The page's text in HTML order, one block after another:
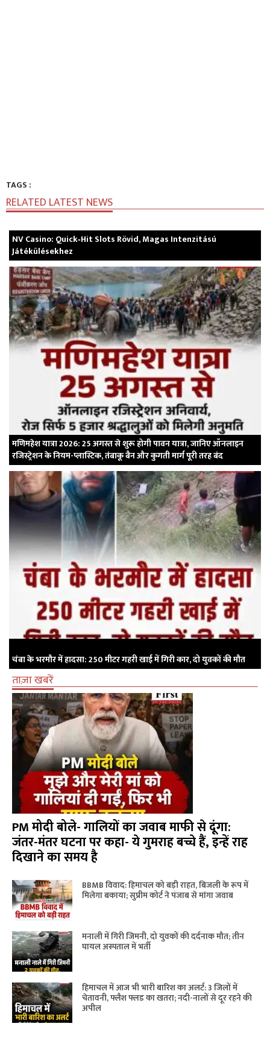
TAGS :
RELATED LATEST NEWS
NV Casino: Quick‑Hit Slots Rövid, Magas Intenzitású
Játékülésekhez
मणिमहेश यात्रा 2026: 25 अगस्त से शुरू होगी पावन यात्रा, जानिए ऑनलाइन
रजिस्ट्रेशन के नियम-प्लास्टिक, तंबाकू बैन और कुगती मार्ग पूरी तरह बंद
चंबा के भरमौर में हादसा: 250 मीटर गहरी खाई में गिरी कार, दो युवकों की मौत
ताज़ा खबरें
PM मोदी बोले- गालियों का जवाब माफी से दूंगा:
जंतर-मंतर घटना पर कहा- ये गुमराह बच्चे हैं, इन्हें राह
दिखाने का समय है
BBMB विवाद: हिमाचल को बड़ी राहत, बिजली के रूप में
मिलेगा बकाया; सुप्रीम कोर्ट ने पंजाब से मांगा जवाब
मनाली में गिरी जिमनी, दो युवकों की दर्दनाक मौत; तीन
घायल अस्पताल में भर्ती
हिमाचल में आज भी भारी बारिश का अलर्ट: 3 जिलों में
चेतावनी, फ्लैश फ्लड का खतरा; नदी-नालों से दूर रहने की
अपील